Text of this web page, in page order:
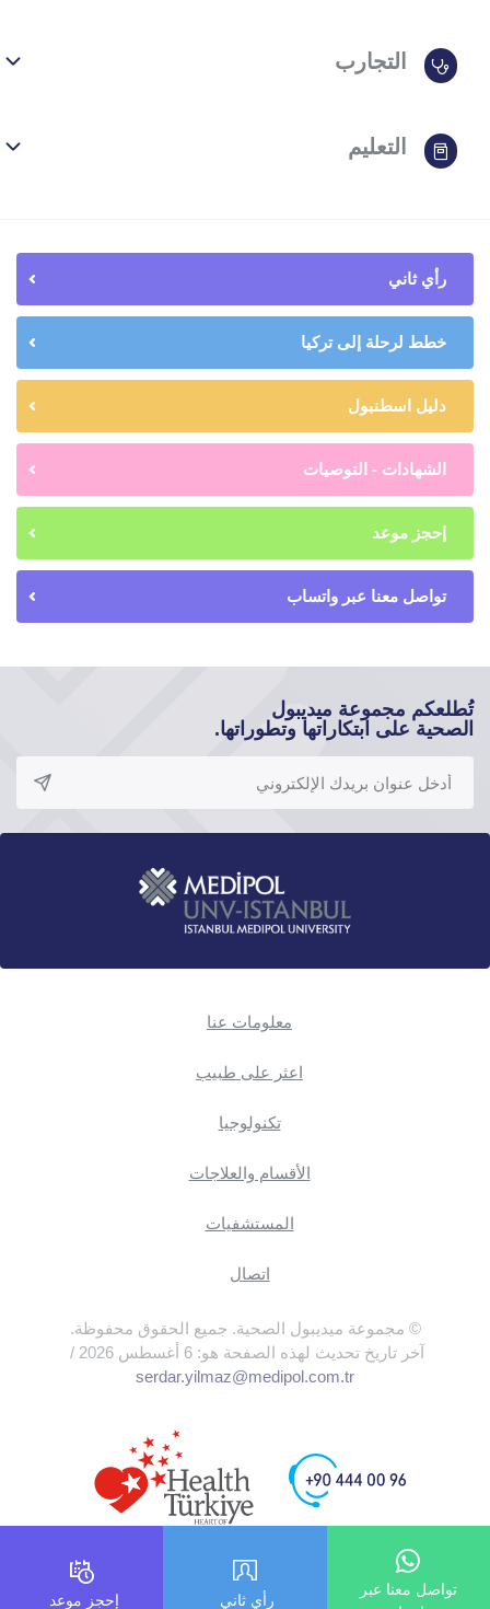
التجارب
التعليم
رأي ثاني
خطط لرحلة إلى تركيا
دليل اسطنبول
الشهادات - التوصيات
إحجز موعد
تواصل معنا عبر واتساب
تُطلعكم مجموعة ميديبول
الصحية على ابتكاراتها وتطوراتها.
معلومات عنا
اعثر على طبيب
تكنولوجيا
الأقسام والعلاجات
المستشفيات
اتصال
© مجموعة ميديبول الصحية. جميع الحقوق محفوظة.
آخر تاريخ تحديث لهذه الصفحة هو: 6 أغسطس 2026 /
serdar.yilmaz@medipol.com.tr
تواصل معنا عبر
رأي ثاني إحجز موعد